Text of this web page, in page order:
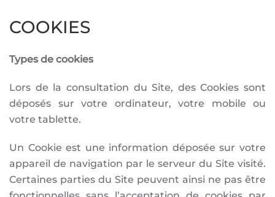
COOKIES
Types de cookies
Lors de la consultation du Site, des Cookies sont
déposés sur votre ordinateur, votre mobile ou
votre tablette.
Un Cookie est une information déposée sur votre
appareil de navigation par le serveur du Site visité.
Certaines parties du Site peuvent ainsi ne pas être